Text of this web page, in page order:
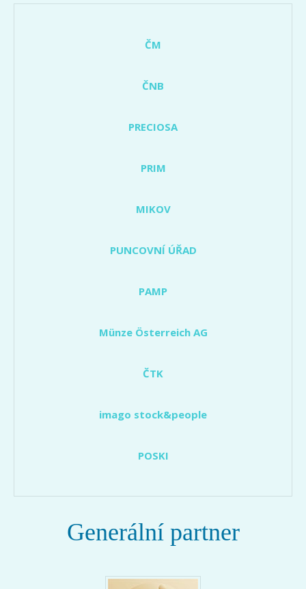
ČM
ČNB
PRECIOSA
PRIM
MIKOV
PUNCOVNÍ ÚŘAD
PAMP
Münze Österreich AG
ČTK
imago stock&people
POSKI
Generální partner